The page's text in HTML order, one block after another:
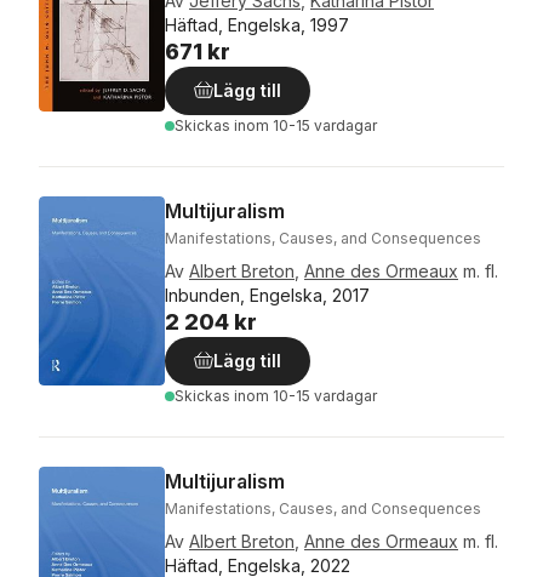
Häftad, Engelska, 1997
671 kr
Lägg till
Skickas inom 10-15 vardagar
Multijuralism
Manifestations, Causes, and Consequences
Av Albert Breton Anne des Ormeaux m. fl.
Inbunden, Engelska, 2017
2 204 kr
Lägg till
Skickas inom 10-15 vardagar
Multijuralism
Manifestations, Causes, and Consequences
Av Albert Breton Anne des Ormeaux m. fl.
Häftad, Engelska, 2022